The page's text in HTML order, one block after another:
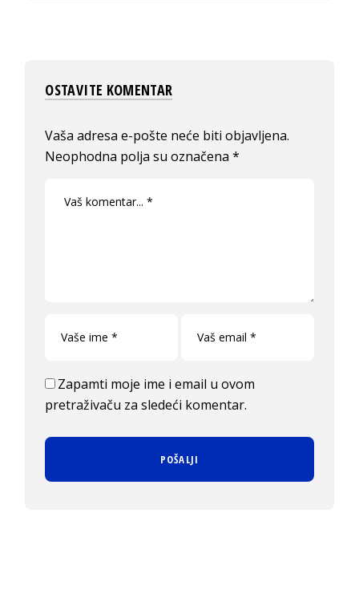
OSTAVITE KOMENTAR
Vaša adresa e-pošte neće biti objavljena.
Neophodna polja su označena*
Zapamti moje ime i email u ovom
pretraživaču za sledeći komentar.